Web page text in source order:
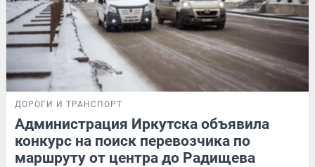
ДОРОГИ И ТРАНСПОРТ
Администрация Иркутска объявила
конкурс на поиск перевозчика по
маршруту от центра до Радищева